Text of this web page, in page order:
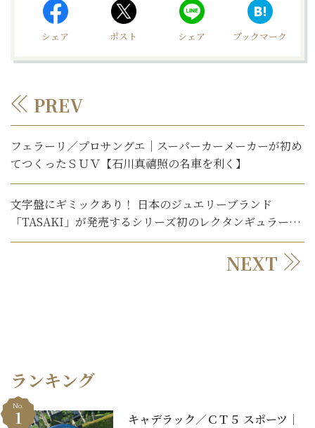
シェア ポスト シェア ブックマーク
フェラーリ／プロサングエ｜スーパーカーメーカーが初め
てつくったＳＵＶ【石川真禧照の名車を利く】
PREV
文字盤にギミックあり！ 日本のジュエリーブランド
「TASAKI」が発売するシリーズ初のレクタンギュラーモ
デル
NEXT
ランキング
キャデラック／ＣＴ５ スポーツ｜
No.